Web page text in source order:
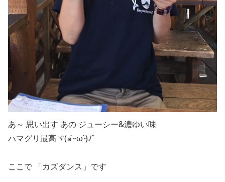
あ～ 思い出す あの ジューシー&濃ゆい味
ハマグリ最高ヾ(๑⁼̴̀ ω⁼̴́)ﾉﾞ
ここで 「カズダンス」です